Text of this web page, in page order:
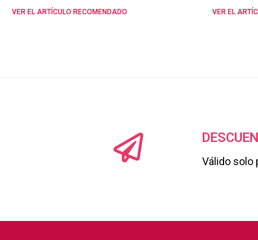
VER EL ARTÍCULO RECOMENDADO VER EL
Válido solo